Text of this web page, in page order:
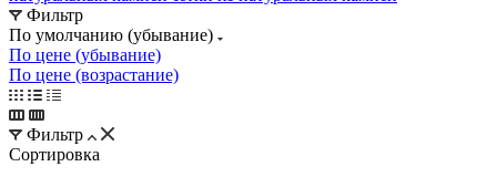
Фильтр
По умолчанию (убывание)
По цене (убывание)
По цене (возрастание)
Фильтр
Сортировка